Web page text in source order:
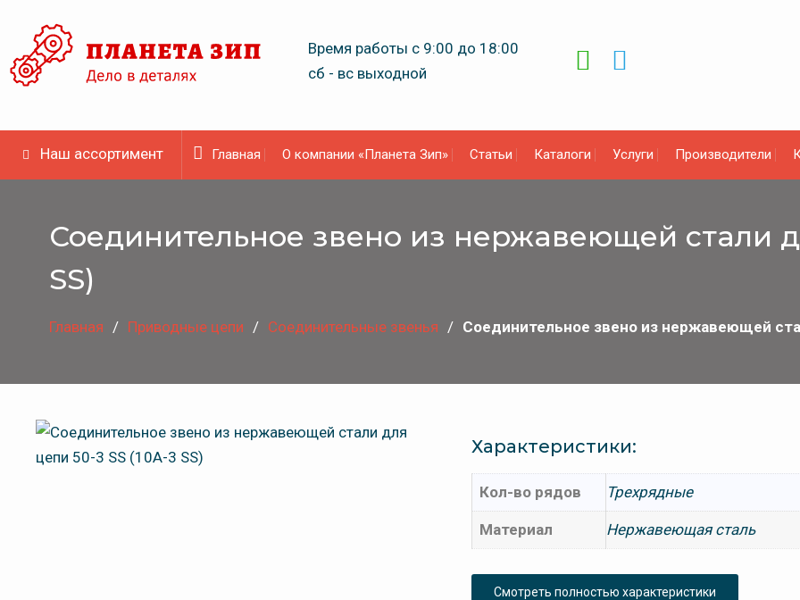
content
Время работы с 9:00 до 18:00
сб - вс выходной
Наш ассортимент Главная О компании «Планета Зип» Статьи Каталоги Услуги Производители
Соединительное звено из нержавеющей стали
SS)
Главная Приводные цепи Соединительные звенья Соединительное звено из нержавеющей
Характеристики:
Кол-во рядов Трехрядные
Материал Нержавеющая сталь
Смотреть полностью характеристики